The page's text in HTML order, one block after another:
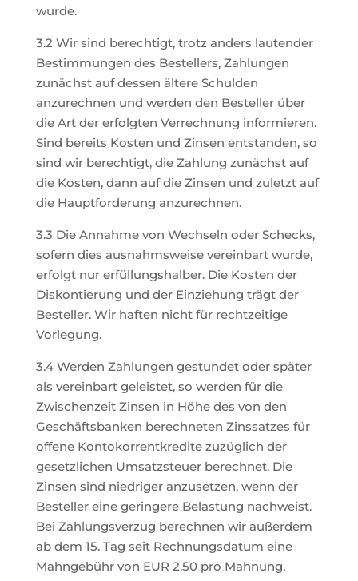
wurde.
3.2 Wir sind berechtigt, trotz anders lautender
Bestimmungen des Bestellers, Zahlungen
zunächst auf dessen ältere Schulden
anzurechnen und werden den Besteller über
die Art der erfolgten Verrechnung informieren.
Sind bereits Kosten und Zinsen entstanden, so
sind wir berechtigt, die Zahlung zunächst auf
die Kosten, dann auf die Zinsen und zuletzt auf
die Hauptforderung anzurechnen.
3.3 Die Annahme von Wechseln oder Schecks,
sofern dies ausnahmsweise vereinbart wurde,
erfolgt nur erfüllungshalber. Die Kosten der
Diskontierung und der Einziehung trägt der
Besteller. Wir haften nicht für rechtzeitige
Vorlegung.
3.4 Werden Zahlungen gestundet oder später
als vereinbart geleistet, so werden für die
Zwischenzeit Zinsen in Höhe des von den
Geschäftsbanken berechneten Zinssatzes für
offene Kontokorrentkredite zuzüglich der
gesetzlichen Umsatzsteuer berechnet. Die
Zinsen sind niedriger anzusetzen, wenn der
Besteller eine geringere Belastung nachweist.
Bei Zahlungsverzug berechnen wir außerdem
ab dem 15. Tag seit Rechnungsdatum eine
Mahngebühr von EUR 2,50 pro Mahnung,